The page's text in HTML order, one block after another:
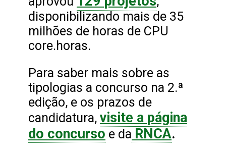
disponibilizando mais de 35
milhões de horas de CPU
core.horas.
Para saber mais sobre as
tipologias a concurso na 2.ª
edição, e os prazos de
candidatura,visite a página
do concurso e da RNCA.